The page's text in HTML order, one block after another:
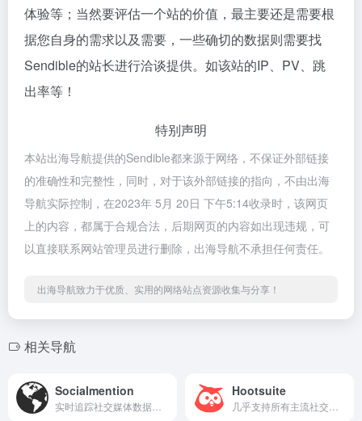
体验等；当然要评估一个站的价值，最主要还是需要根
据您自身的需求以及需要，一些确切的数据则需要找
Sendible的站长进行洽谈提供。如该站的IP、PV、跳
出率等！
特别声明
本站出海导航提供的Sendible都来源于网络，不保证外部链接
的准确性和完整性，同时，对于该外部链接的指向，不由出海
导航实际控制，在2023年 5月 20日 下午5:14收录时，该网页
上的内容，都属于合规合法，后期网页的内容如出现违规，可
以直接联系网站管理员进行删除，出海导航不承担任何责任。
出海导航致力于优质、实用的网络站点资源收集与分享！
相关导航
Socialmention Hootsuite